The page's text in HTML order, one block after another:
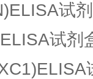
试
试剂